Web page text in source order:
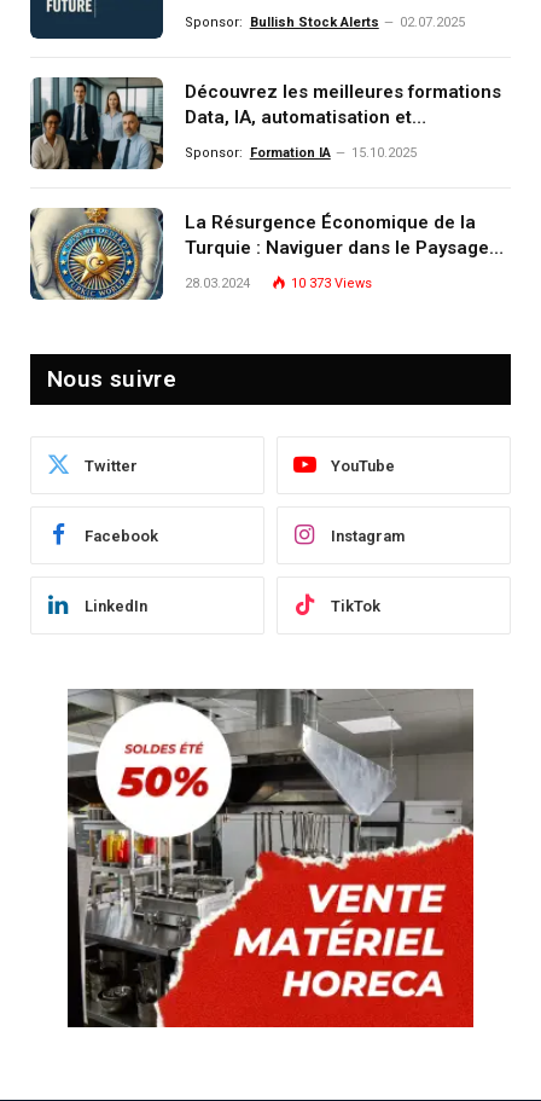
comprendre, investir et dominer le
Sponsor: Bullish Stock Alerts 02.07.2025
Découvrez les meilleures formations
Data, IA, automatisation et
investissement (gestion de
Sponsor: Formation IA 15.10.2025
La Résurgence Économique de la
Turquie : Naviguer dans le Paysage
Post-Crise
28.03.2024 10 373 Views
Nous suivre
Twitter YouTube
Facebook Instagram
LinkedIn TikTok